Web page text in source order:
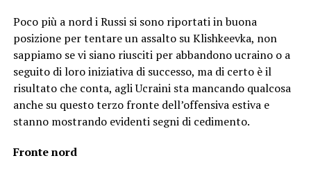
Poco più a nord i Russi si sono riportati in buona
posizione per tentare un assalto su Klishkeevka, non
sappiamo se vi siano riusciti per abbandono ucraino o a
seguito di loro iniziativa di successo, ma di certo è il
risultato che conta, agli Ucraini sta mancando qualcosa
anche su questo terzo fronte dell’offensiva estiva e
stanno mostrando evidenti segni di cedimento.
Fronte nord